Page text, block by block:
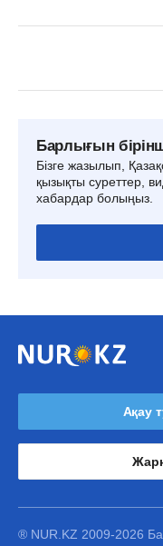
Барлығын
Бізге жазылып,
қызықты суреттер,
хабардар болыңыз.
Ақау
® NUR.KZ 2009-2026